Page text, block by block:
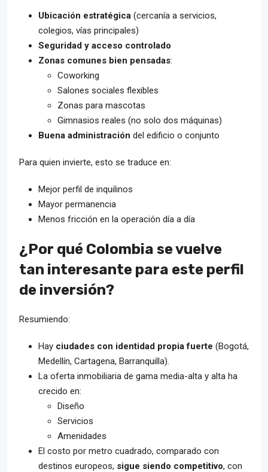
Ubicación estratégica (cercanía a servicios,
colegios, vías principales)
Seguridad y acceso controlado
Zonas comunes bien pensadas:
Coworking
Salones sociales flexibles
Zonas para mascotas
Gimnasios reales (no solo dos máquinas)
Buena administración del edificio o conjunto
Para quien invierte, esto se traduce en:
Mejor perfil de inquilinos
Mayor permanencia
Menos fricción en la operación día a día
¿Por qué Colombia se vuelve
tan interesante para este perfil
de inversión?
Resumiendo:
Hay ciudades con identidad propia fuerte (Bogotá,
Medellín, Cartagena, Barranquilla).
La oferta inmobiliaria de gama media-alta y alta ha
crecido en:
Diseño
Servicios
Amenidades
El costo por metro cuadrado, comparado con
destinos europeos, sigue siendo competitivo, con